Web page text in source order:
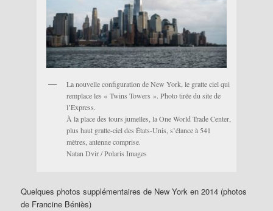
La nouvelle configuration de New York, le gratte ciel qui
remplace les « Twins Towers ». Photo tirée du site de
l’Express.
À la place des tours jumelles, la One World Trade Center,
plus haut gratte-ciel des États-Unis, s’élance à 541
mètres, antenne comprise.
Natan Dvir / Polaris Images
Quelques photos supplémentaires de New York en 2014 (photos
de Francine Béniès)